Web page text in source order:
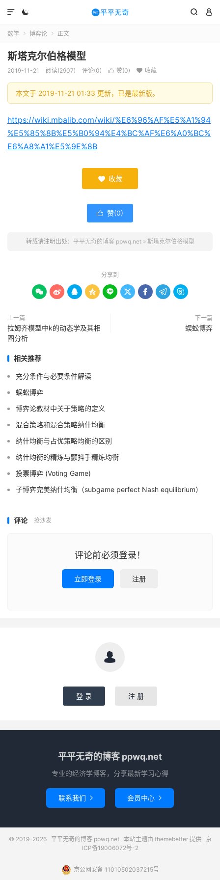
  

数学  博弈论  正文
斯塔克尔伯格模型
2019-11-21 阅读(2907) 评论(0)  赞(0)  收藏
本文于 2019-11-21 01:33 更新，已是最新版。
https://wiki.mbalib.com/wiki/%E6%96%AF%E5%A1%94
%E5%85%8B%E5%B0%94%E4%BC%AF%E6%A0%BC%
E6%A8%A1%E5%9E%8B
 收藏
 赞(0)
转载请注明出处： 平平无奇的博客 ppwq.net» 斯塔克尔伯格模型
分享到
        
上一篇
拉姆齐模型中k的动态学及其相
图分析
下一篇
蜈蚣博弈
相关推荐
充分条件与必要条件解读
蜈蚣博弈
博弈论教材中关于策略的定义
混合策略和混合策略纳什均衡
纳什均衡与占优策略均衡的区别
纳什均衡的精炼与颤抖手精炼均衡
投票博弈 (Voting Game)
子博弈完美纳什均衡（subgame perfect Nash equilibrium）
评论 抢沙发
评论前必须登录！
立即登录 注册

登 录 注 册
平平无奇的博客 ppwq.net
专业的经济学博客，分享最新学习心得
联系我们  会员中心 
© 2019-2026 平平无奇的博客 ppwq.net本站主题由 themebetter提供 京
ICP备19006072号-2
京公网安备 11010502037215号